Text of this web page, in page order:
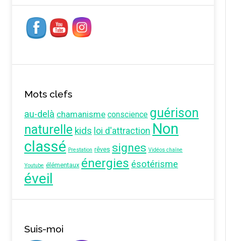
Mots clefs
au-delà chamanisme conscience guérison
naturelle kids loi d'attraction Non
classé Prestation rêves signes Vidéos chaîne
Youtube élémentaux énergies ésotérisme
éveil
Suis-moi